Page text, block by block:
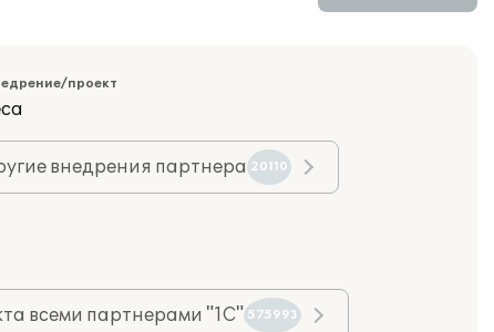
проект
внедрения партнера 20110
всеми партнерами "1С" 575993